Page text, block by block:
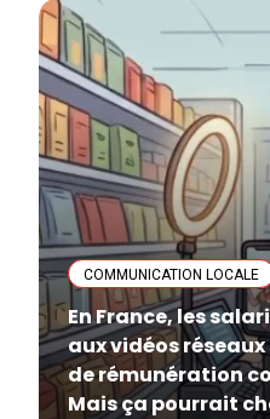
COMMUNICATION LOCALE
En France, les
aux vidéos
de rémunération
Mais ça pourrait